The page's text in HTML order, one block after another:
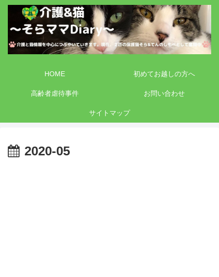
HOME 初めてお越しの方へ
高齢者虐待事件 お問い合わせ
サイトマップ
2020-05